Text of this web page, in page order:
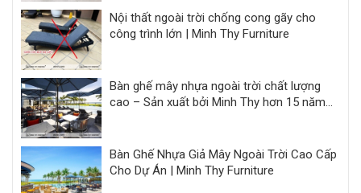
Nội thất ngoài trời chống cong gãy cho
công trình lớn | Minh Thy Furniture
Bàn ghế mây nhựa ngoài trời chất lượng
cao – Sản xuất bởi Minh Thy hơn 15 năm
Bàn Ghế Nhựa Giả Mây Ngoài Trời Cao Cấp
Cho Dự Án | Minh Thy Furniture